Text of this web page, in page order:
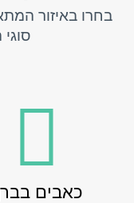
בחרו באיזור
כאבים